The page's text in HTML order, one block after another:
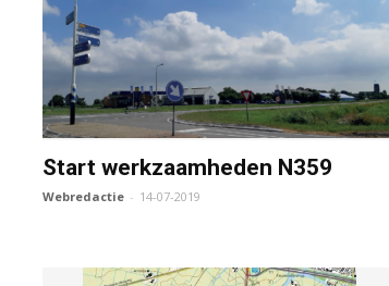
Start werkzaamheden N359
Webredactie - 14-07-2019